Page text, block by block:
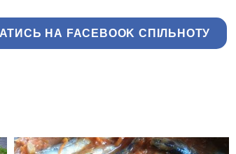
НА FACEBOOK СПІЛЬНОТУ